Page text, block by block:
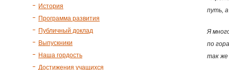
путь,
Я
по
так же
История
Программа развития
Публичный доклад
Выпускники
Наша гордость
Достижения учащихся